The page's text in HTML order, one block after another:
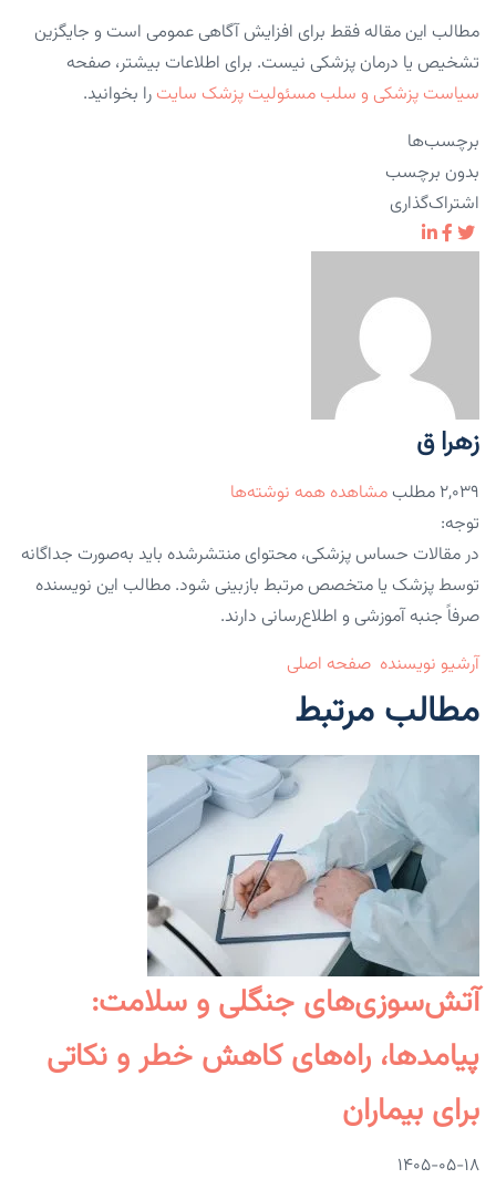
مطالب این مقاله فقط برای افزایش آگاهی عمومی است و جایگزین
تشخیص یا درمان پزشکی نیست. برای اطلاعات بیشتر، صفحه
سیاست پزشکی و سلب مسئولیت پزشک سایت را بخوانید.
برچسب‌ها
بدون برچسب
اشتراک‌گذاری
زهرا ق
۲,۰۳۹ مطلب
مشاهده همه نوشته‌ها
توجه:
در مقالات حساس پزشکی، محتوای منتشرشده باید به‌صورت جداگانه
توسط پزشک یا متخصص مرتبط بازبینی شود. مطالب این نویسنده
صرفاً جنبه آموزشی و اطلاع‌رسانی دارند.
آرشیو نویسنده صفحه اصلی
مطالب مرتبط
آتش‌سوزی‌های جنگلی و سلامت:
پیامدها، راه‌های کاهش خطر و نکاتی
برای بیماران
۱۴۰۵-۰۵-۱۸